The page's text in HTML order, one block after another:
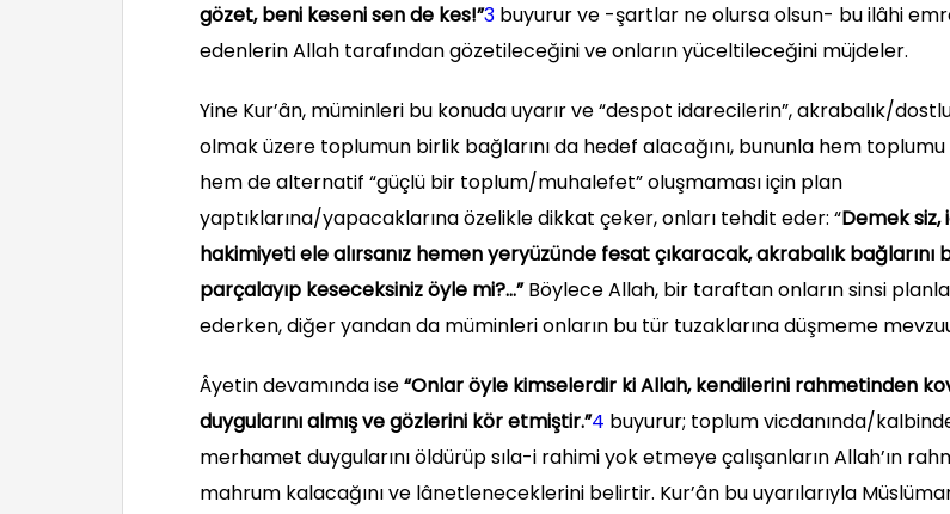
gözet, beni keseni sen de kes!”3 buyurur ve -şartlar ne olursa olsun- bu ilâhi
edenlerin Allah tarafından gözetileceğini ve onların yüceltileceğini müjdeler.
Yine Kur’ân, müminleri bu konuda uyarır ve “despot idarecilerin”, akrabalık/
olmak üzere toplumun birlik bağlarını da hedef alacağını, bununla hem
hem de alternatif “güçlü bir toplum/muhalefet” oluşmaması için plan
yaptıklarına/yapacaklarına özelikle dikkat çeker, onları tehdit eder: “Demek siz,
hakimiyeti ele alırsanız hemen yeryüzünde fesat çıkaracak, akrabalık bağlarını
parçalayıp keseceksiniz öyle mi?…”Böylece Allah, bir taraftan onların sinsi
ederken, diğer yandan da müminleri onların bu tür tuzaklarına düşmeme
Âyetin devamında ise“Onlar öyle kimselerdir ki Allah, kendilerini rahmetinden
duygularını almış ve gözlerini kör etmiştir.”4 buyurur; toplum vicdanında/
merhamet duygularını öldürüp sıla-i rahimi yok etmeye çalışanların Allah’ın
mahrum kalacağını ve lânetleneceklerini belirtir. Kur’ân bu uyarılarıyla